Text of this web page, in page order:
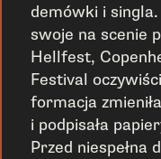
demówki i singla.
swoje na scenie
Hellfest,
Festival
formacja
i podpisała
Przed niespełna